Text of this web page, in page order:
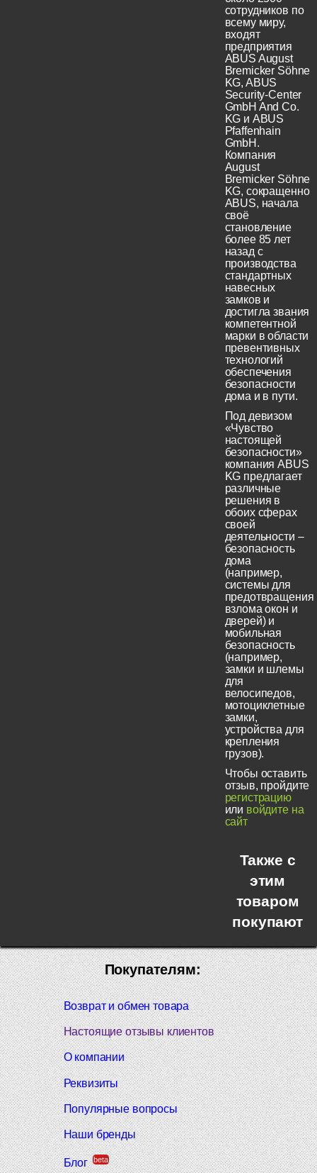
сотрудников по
всему миру,
входят
предприятия
ABUS August
Bremicker Söhne
KG, ABUS
Security-Center
GmbH And Co.
KG и ABUS
Pfaffenhain
GmbH.
Компания
August
Bremicker Söhne
KG, сокращенно
ABUS, начала
своё
становление
более 85 лет
назад с
производства
стандартных
навесных
замков и
достигла звания
компетентной
марки в области
превентивных
технологий
обеспечения
безопасности
дома и в пути.
Под девизом
«Чувство
настоящей
безопасности»
компания ABUS
KG предлагает
различные
решения в
обоих сферах
своей
деятельности –
безопасность
дома
(например,
системы для
предотвращения
взлома окон и
дверей) и
мобильная
безопасность
(например,
замки и шлемы
для
велосипедов,
мотоциклетные
замки,
устройства для
крепления
грузов).
Чтобы оставить
отзыв, пройдите
регистрацию
или войдите на
сайт
Также с
этим
товаром
покупают
Покупателям:
Возврат и обмен товара
Настоящие отзывы клиентов
О компании
Реквизиты
Популярные вопросы
Наши бренды
Блог beta